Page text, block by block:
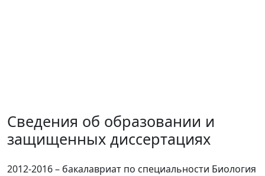
Сведения об образовании и
защищенных диссертациях
2012-2016 – бакалавриат по специальности Биология